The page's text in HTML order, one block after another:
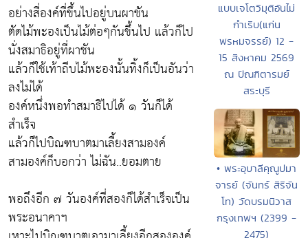
อย่างสี่องค์ที่ขึ้นไปอยู่บนผาชัน
ตัดไม้พะองเป็นไม้ต่อๆกันขึ้นไป แล้วก็ไป
นั่งสมาธิอยู่ที่ผาชัน
แล้วก็ใช้เท้าถีบไม้พะองนั้นทิ้งก็เป็นอันว่า
ลงไม่ได้
องค์หนึ่งพอทำสมาธิไปได้ ๑ วันก็ได้
สำเร็จ
แล้วก็ไปบิณฑบาตมาเลี้ยงสามองค์
สามองค์ก็บอกว่า ไม่ฉัน..ยอมตาย
พอถึงอีก ๗ วันองค์ที่สองก็ได้สำเร็จเป็น
พระอนาคาฯ
แบบเจโตวิมุติอันไม่
กำเริบ(แก่น
พรหมจรรย์) 12 -
15 สิงหาคม 2569
ณ ปัณฑิตารมย์
สระบุรี
• พระอุบาลีคุณูปมา
จารย์ (จันทร์ สิริจัน
โท) วัดบรมนิวาส
กรุงเทพฯ (2399 -
2475)